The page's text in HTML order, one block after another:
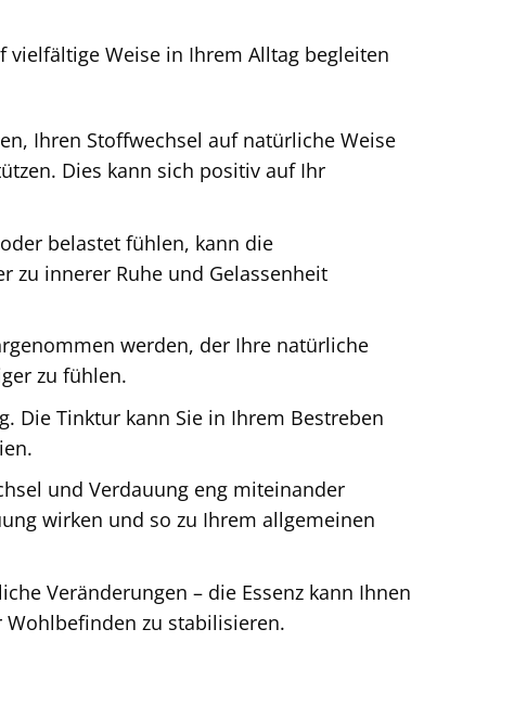
vielfältige Weise in Ihrem Alltag begleiten
Ihren Stoffwechsel auf natürliche Weise
Dies kann sich positiv auf Ihr
belastet fühlen, kann die
zu innerer Ruhe und Gelassenheit
werden, der Ihre natürliche
zu fühlen.
Die Tinktur kann Sie in Ihrem Bestreben
und Verdauung eng miteinander
wirken und so zu Ihrem allgemeinen
Veränderungen – die Essenz kann Ihnen
zu stabilisieren.